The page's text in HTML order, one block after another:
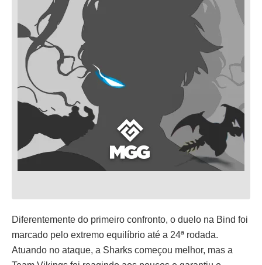
Diferentemente do primeiro confronto, o duelo na Bind foi
marcado pelo extremo equilíbrio até a 24ª rodada.
Atuando no ataque, a Sharks começou melhor, mas a